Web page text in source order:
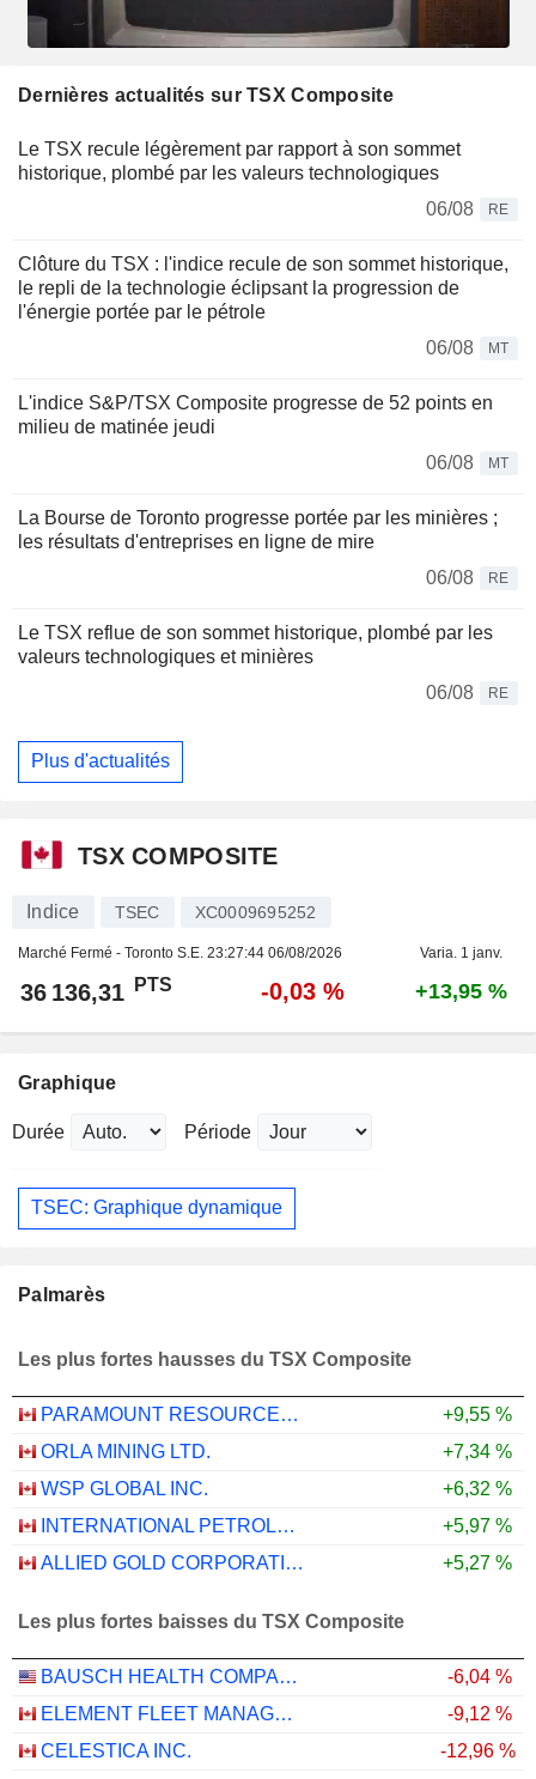
Dernières actualités sur TSX Composite
Le TSX recule légèrement par rapport à son sommet
historique, plombé par les valeurs technologiques
06/08
RE
Clôture du TSX : l'indice recule de son sommet historique,
le repli de la technologie éclipsant la progression de
l'énergie portée par le pétrole
06/08
MT
L'indice S&P/TSX Composite progresse de 52 points en
milieu de matinée jeudi
06/08
MT
La Bourse de Toronto progresse portée par les minières ;
les résultats d'entreprises en ligne de mire
06/08
RE
Le TSX reflue de son sommet historique, plombé par les
valeurs technologiques et minières
06/08
RE
Plus d'actualités
TSX COMPOSITE
Indice TSEC XC0009695252
Marché Fermé - Toronto S.E. 23:27:44 06/08/2026 Varia. 1 janv.
36 136,31 PTS -0,03 % +13,95 %
Graphique
Durée Période
TSEC: Graphique dynamique
Palmarès
Les plus fortes hausses du TSX Composite
PARAMOUNT RESOURCES LTD.
+9,55 %
ORLA MINING LTD.
+7,34 %
WSP GLOBAL INC.
+6,32 %
INTERNATIONAL PETROLEUM CORPORATION
+5,97 %
ALLIED GOLD CORPORATION
+5,27 %
Les plus fortes baisses du TSX Composite
BAUSCH HEALTH COMPANIES INC.
-6,04 %
ELEMENT FLEET MANAGEMENT CORP.
-9,12 %
CELESTICA INC.
-12,96 %